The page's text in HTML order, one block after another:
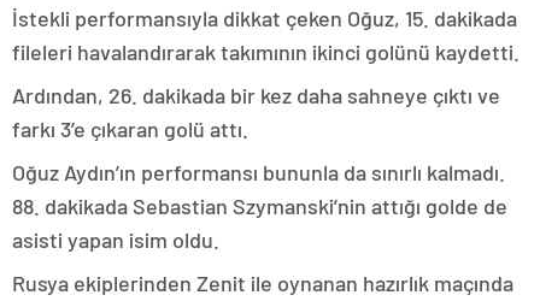
İstekli performansıyla dikkat çeken Oğuz, 15. dakikada
fileleri havalandırarak takımının ikinci golünü kaydetti.
Ardından, 26. dakikada bir kez daha sahneye çıktı ve
farkı 3’e çıkaran golü attı.
Oğuz Aydın’ın performansı bununla da sınırlı kalmadı.
88. dakikada Sebastian Szymanski’nin attığı golde de
asisti yapan isim oldu.
Rusya ekiplerinden Zenit ile oynanan hazırlık maçında